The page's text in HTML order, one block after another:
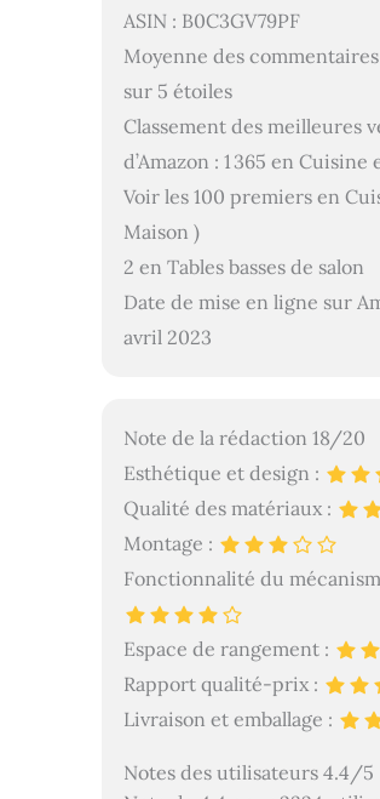
ASIN : B0C3GV79PF
Moyenne des
sur 5 étoiles
Classement des meilleures
d’Amazon : 1 365 en Cuisine
Voir les 100 premiers en
Maison )
2 en Tables basses de salon
Date de mise en ligne sur
avril 2023
Note de la rédaction 18/20
Esthétique et design :
Qualité des matériaux :
Montage :
Fonctionnalité du
Espace de rangement :
Rapport qualité-prix :
Livraison et emballage :
Notes des utilisateurs 4.4/5